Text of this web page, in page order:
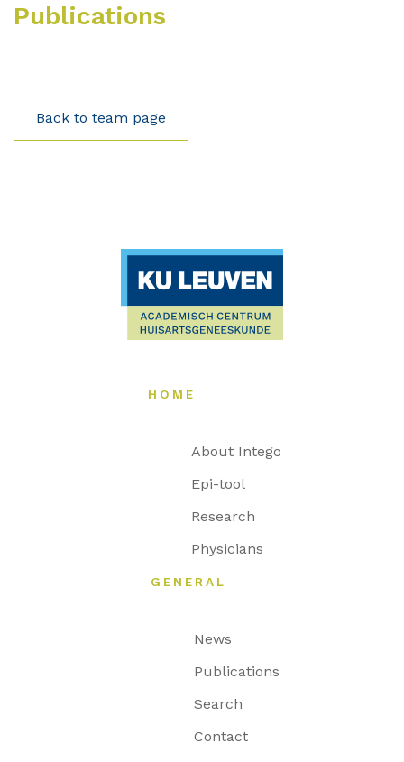
Publications
Back to team page
HOME
About Intego
Epi-tool
Research
Physicians
GENERAL
News
Publications
Search
Contact